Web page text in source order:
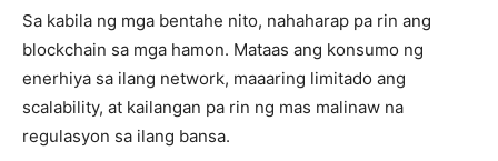
Sa kabila ng mga bentahe nito, nahaharap pa rin ang
blockchain sa mga hamon. Mataas ang konsumo ng
enerhiya sa ilang network, maaaring limitado ang
scalability, at kailangan pa rin ng mas malinaw na
regulasyon sa ilang bansa.